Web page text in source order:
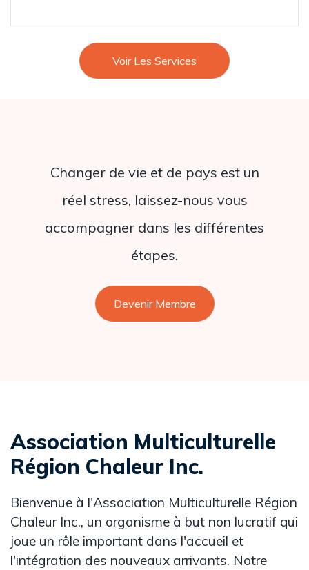
Voir Les Services
Changer de vie et de pays est un
réel stress, laissez-nous vous
accompagner dans les différentes
étapes.
Devenir Membre
Association Multiculturelle
Région Chaleur Inc.
Bienvenue à l'Association Multiculturelle Région
Chaleur Inc., un organisme à but non lucratif qui
joue un rôle important dans l'accueil et
l'intégration des nouveaux arrivants. Notre